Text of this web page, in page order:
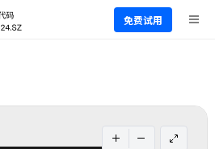
免费试用